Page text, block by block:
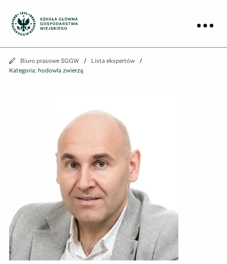
Biuro prasowe
Biuro prasowe
Biuro prasowe SGGW
Lista ekspertów
Kategoria: hodowla zwierzą